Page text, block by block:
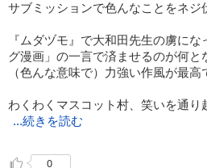
サブミッションで色んなことをネ
『ムダヅモ』で大和田先生の虜に
グ漫画」の一言で済ませるのが何と
（色んな意味で）力強い作風が最高
わくわくマスコット村、笑いを通り
...続きを読む
0